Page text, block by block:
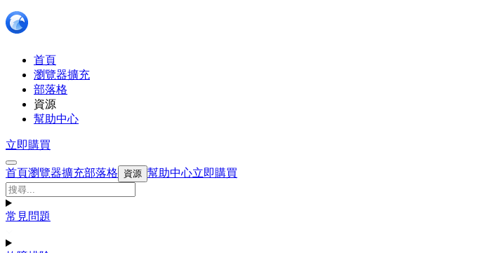
首頁
瀏覽器擴充
部落格
資源
幫助中心
立即購買
首頁瀏覽器擴充部落格 資源 幫助中心立即購買
常見問題